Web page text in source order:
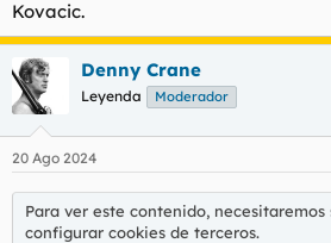
Kovacic.
Denny Crane
Leyenda Moderador
20 Ago 2024
Para ver este contenido,
configurar cookies de terceros.